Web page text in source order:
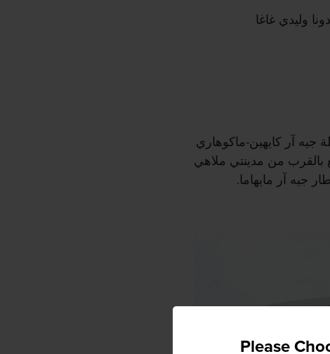
Please
وليدي غاغا
محطة جيه آر كايهين-ماكوهاري
بالقرب من مدينتي ملاهي
جيه آر مايهاما.